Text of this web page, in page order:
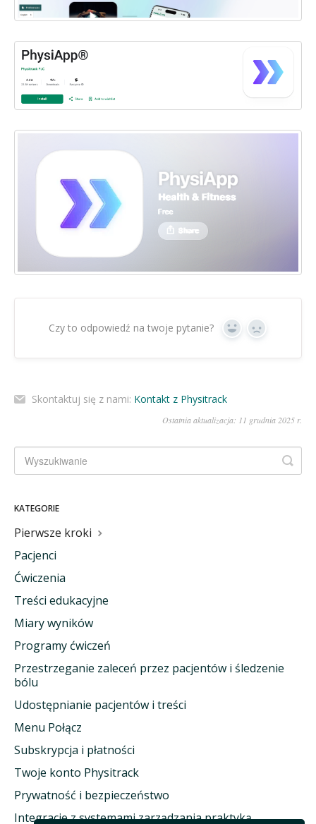
Czy to odpowiedź na twoje pytanie? Tak Nie
Skontaktuj się z nami: Kontakt z Physitrack
Ostatnia aktualizacja: 11 grudnia 2025 r.
KATEGORIE
Pierwsze kroki
Pacjenci
Ćwiczenia
Treści edukacyjne
Miary wyników
Programy ćwiczeń
Przestrzeganie zaleceń przez pacjentów i śledzenie
bólu
Udostępnianie pacjentów i treści
Menu Połącz
Subskrypcja i płatności
Twoje konto Physitrack
Prywatność i bezpieczeństwo
Integracje z systemami zarządzania praktyką